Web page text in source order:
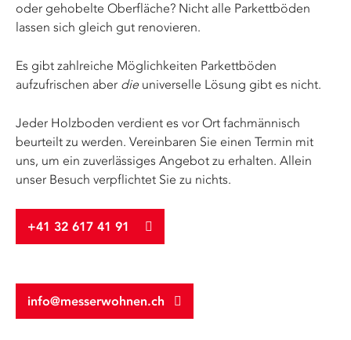
oder gehobelte Oberfläche? Nicht alle Parkettböden
lassen sich gleich gut renovieren.
Es gibt zahlreiche Möglichkeiten Parkettböden
aufzufrischen aber die universelle Lösung gibt es nicht.
Jeder Holzboden verdient es vor Ort fachmännisch
beurteilt zu werden. Vereinbaren Sie einen Termin mit
uns, um ein zuverlässiges Angebot zu erhalten. Allein
unser Besuch verpflichtet Sie zu nichts.
+41 32 617 41 91
info@messerwohnen.ch